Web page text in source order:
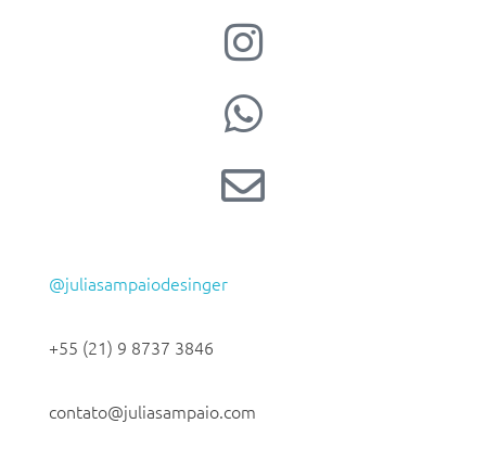
@juliasampaiodesinger
+55 (21) 9 8737 3846
contato@juliasampaio.com